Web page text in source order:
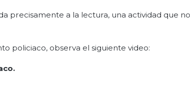
precisamente a la lectura, una actividad que
policiaco, observa el siguiente video: